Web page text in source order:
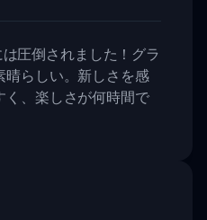
圧倒されました！グラ
晴らしい。新しさを感
く、楽しさが何時間で